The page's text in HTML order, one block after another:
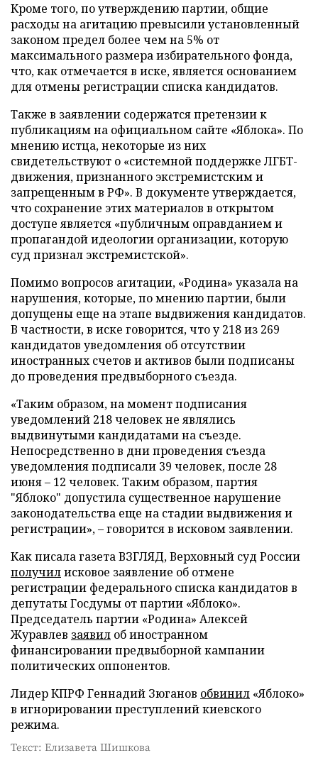
Кроме того, по утверждению партии, общие
расходы на агитацию превысили установленный
законом предел более чем на 5% от
максимального размера избирательного фонда,
что, как отмечается в иске, является основанием
для отмены регистрации списка кандидатов.
Также в заявлении содержатся претензии к
публикациям на официальном сайте «Яблока». По
мнению истца, некоторые из них
свидетельствуют о «системной поддержке ЛГБТ-
движения, признанного экстремистским и
запрещенным в РФ». В документе утверждается,
что сохранение этих материалов в открытом
доступе является «публичным оправданием и
пропагандой идеологии организации, которую
суд признал экстремистской».
Помимо вопросов агитации, «Родина» указала на
нарушения, которые, по мнению партии, были
допущены еще на этапе выдвижения кандидатов.
В частности, в иске говорится, что у 218 из 269
кандидатов уведомления об отсутствии
иностранных счетов и активов были подписаны
до проведения предвыборного съезда.
«Таким образом, на момент подписания
уведомлений 218 человек не являлись
выдвинутыми кандидатами на съезде.
Непосредственно в дни проведения съезда
уведомления подписали 39 человек, после 28
июня – 12 человек. Таким образом, партия
"Яблоко" допустила существенное нарушение
законодательства еще на стадии выдвижения и
регистрации», – говорится в исковом заявлении.
Как писала газета ВЗГЛЯД, Верховный суд России
получилисковое заявление об отмене
регистрации федерального списка кандидатов в
депутаты Госдумы от партии «Яблоко».
Председатель партии «Родина» Алексей
Журавлев заявил об иностранном
финансировании предвыборной кампании
политических оппонентов.
Лидер КПРФ Геннадий Зюганов обвинил «Яблоко»
в игнорировании преступлений киевского
режима.
Текст: Елизавета Шишкова